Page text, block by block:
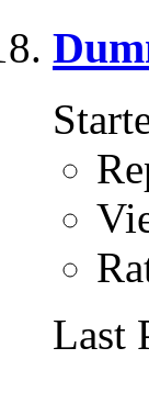
Last